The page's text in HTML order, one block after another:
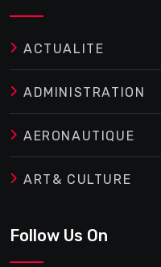
ACTUALITE
ADMINISTRATION
AERONAUTIQUE
ART& CULTURE
Follow Us On